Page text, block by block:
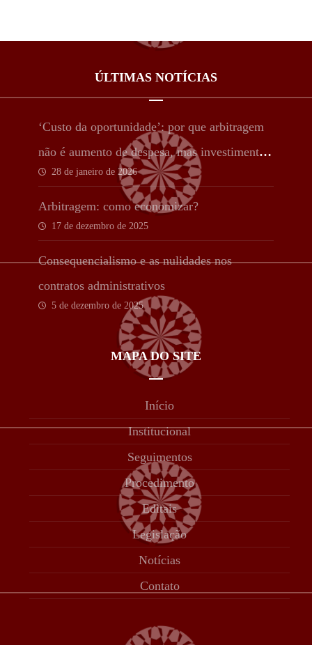
ÚLTIMAS NOTÍCIAS
‘Custo da oportunidade’: por que arbitragem
não é aumento de despesa, mas investimento
estratégico
28 de janeiro de 2026
Arbitragem: como economizar?
17 de dezembro de 2025
Consequencialismo e as nulidades nos
contratos administrativos
5 de dezembro de 2025
MAPA DO SITE
Início
Institucional
Seguimentos
Procedimento
Editais
Legislação
Notícias
Contato